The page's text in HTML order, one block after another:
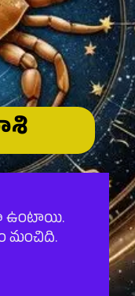
ఉంటాయి.
మంచిది.